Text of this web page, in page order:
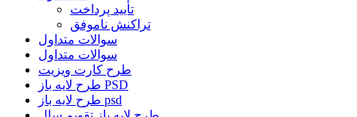
تأیید پرداخت
تراکنش ناموفق
سوالات متداول
سوالات متداول
طرح کارت ویزیت
طرح لایه باز PSD
طرح لایه باز psd